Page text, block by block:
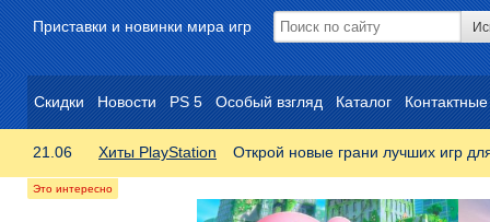
Приставки и новинки мира игр
Скидки Новости PS 5 Особый взгляд Каталог
21.06 Хиты PlayStation Открой новые грани лучших игр